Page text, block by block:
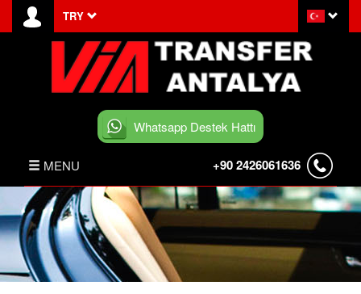
TRY
Whatsapp Destek Hattı
MENU +90 2426061636
ANASAYFA
HABERLER
BELEK TRANSFER